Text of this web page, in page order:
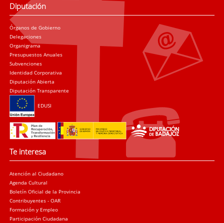
Diputación
Órganos de Gobierno
Delegaciones
Organigrama
Presupuestos Anuales
Subvenciones
Identidad Corporativa
Diputación Abierta
Diputación Transparente
EDUSI
Te interesa
Atención al Ciudadano
Agenda Cultural
Boletín Oficial de la Provincia
Contribuyentes - OAR
Formación y Empleo
Participación Ciudadana